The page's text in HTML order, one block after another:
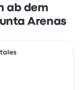
ab dem
Arenas